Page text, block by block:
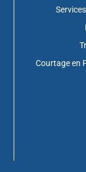
Services
Courtage en